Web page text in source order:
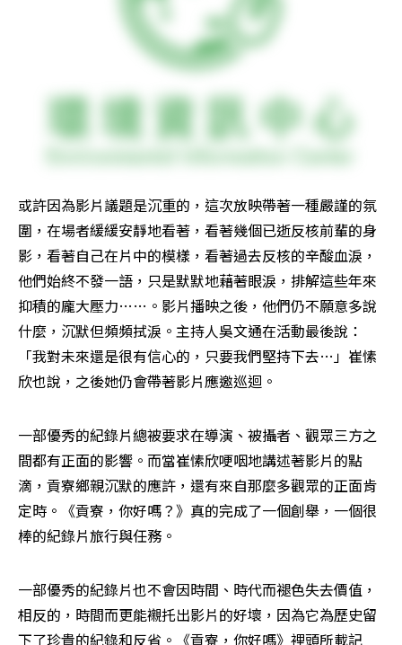
或許因為影片議題是沉重的，這次放映帶著一種嚴謹的氛
圍，在場者緩緩安靜地看著，看著幾個已逝反核前輩的身
影，看著自己在片中的模樣，看著過去反核的辛酸血淚，
他們始終不發一語，只是默默地藉著眼淚，排解這些年來
抑積的龐大壓力……。影片播映之後，他們仍不願意多說
什麼，沉默但頻頻拭淚。主持人吳文通在活動最後說：
「我對未來還是很有信心的，只要我們堅持下去…」崔愫
欣也說，之後她仍會帶著影片應邀巡迴。
一部優秀的紀錄片總被要求在導演、被攝者、觀眾三方之
間都有正面的影響。而當崔愫欣哽咽地講述著影片的點
滴，貢寮鄉親沉默的應許，還有來自那麼多觀眾的正面肯
定時。《貢寮，你好嗎？》真的完成了一個創舉，一個很
棒的紀錄片旅行與任務。
一部優秀的紀錄片也不會因時間、時代而褪色失去價值，
相反的，時間而更能襯托出影片的好壞，因為它為歷史留
下了珍貴的紀錄和反省。《貢寮，你好嗎》裡頭所載記